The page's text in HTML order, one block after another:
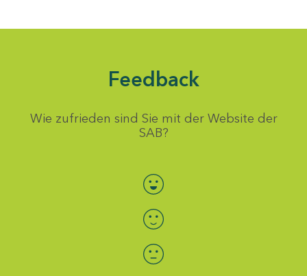
Feedback
Wie zufrieden sind Sie mit der Website der
SAB?
Bewertung auswählen